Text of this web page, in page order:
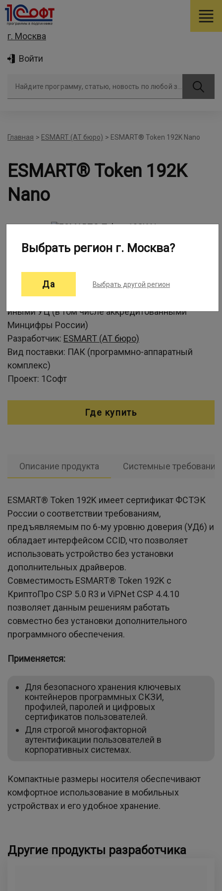
г. Москва
Войти
Главная > ESMART (АТ бюро) > ESMART® Token 192K Nano
ESMART® Token 192K
Nano
Информация о программе:
Ключевой носитель информации для хранения
КЭП, выданных УЦ ФНС России, УЦ ФК России и
иными УЦ (в том числе аккредитованными
Минцифры России)
Разработчик: ESMART (АТ бюро)
Вид поставки: ПАК (программно-аппаратный
комплекс)
Проект: 1Софт
Где купить
Описание продукта Системные требования
ESMART® Token 192K имеет сертификат ФСТЭК
России о соответствии требованиям,
предъявляемым по 6-му уровню доверия (УД6) и
обладает интерфейсом CCID, что позволяет
использовать устройство без установки
дополнительных драйверов.
Совместимость ESMART® Token 192K с
КриптоПро CSP 5.0 R3 и ViPNet CSP 4.4.10
позволяет данным решениям работать
совместно без установки дополнительного
программного обеспечения.
Применяется:
Для безопасного хранения ключевых
контейнеров программных СКЗИ,
профилей, паролей и цифровых
сертификатов пользователей.
Для строгой многофакторной
аутентификации пользователей в
корпоративных системах.
Компактные размеры носителя обеспечивают
комфортное использование в мобильных
устройствах и его удобное хранение.
Другие продукты разработчика
Выбрать регион г. Москва?
Да Выбрать другой регион